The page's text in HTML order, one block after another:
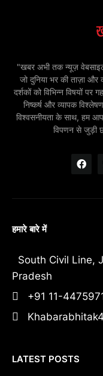
"खबर अभी तक न्यूज़ वेबसाइट
जो दुनिया भर की ताज़ा और
दर्शकों को विभिन्न विषयों पर
निष्कर्ष और व्यापक
विश्वसनीयता के साथ, हम
विपणन से जुड़ी
हमारे बारे में
South Civil Line,
Pradesh
+91 11-
LATEST POSTS